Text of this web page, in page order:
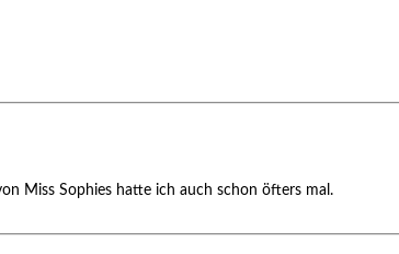
Miss Sophies hatte ich auch schon öfters mal.